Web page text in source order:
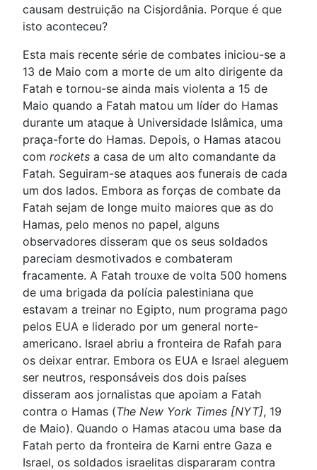
causam destruição na Cisjordânia. Porque é que
isto aconteceu?
Esta mais recente série de combates iniciou-se a
13 de Maio com a morte de um alto dirigente da
Fatah e tornou-se ainda mais violenta a 15 de
Maio quando a Fatah matou um líder do Hamas
durante um ataque à Universidade Islâmica, uma
praça-forte do Hamas. Depois, o Hamas atacou
com rockets a casa de um alto comandante da
Fatah. Seguiram-se ataques aos funerais de cada
um dos lados. Embora as forças de combate da
Fatah sejam de longe muito maiores que as do
Hamas, pelo menos no papel, alguns
observadores disseram que os seus soldados
pareciam desmotivados e combateram
fracamente. A Fatah trouxe de volta 500 homens
de uma brigada da polícia palestiniana que
estavam a treinar no Egipto, num programa pago
pelos EUA e liderado por um general norte-
americano. Israel abriu a fronteira de Rafah para
os deixar entrar. Embora os EUA e Israel aleguem
ser neutros, responsáveis dos dois países
disseram aos jornalistas que apoiam a Fatah
contra o Hamas (The New York Times [NYT], 19
de Maio). Quando o Hamas atacou uma base da
Fatah perto da fronteira de Karni entre Gaza e
Israel, os soldados israelitas dispararam contra